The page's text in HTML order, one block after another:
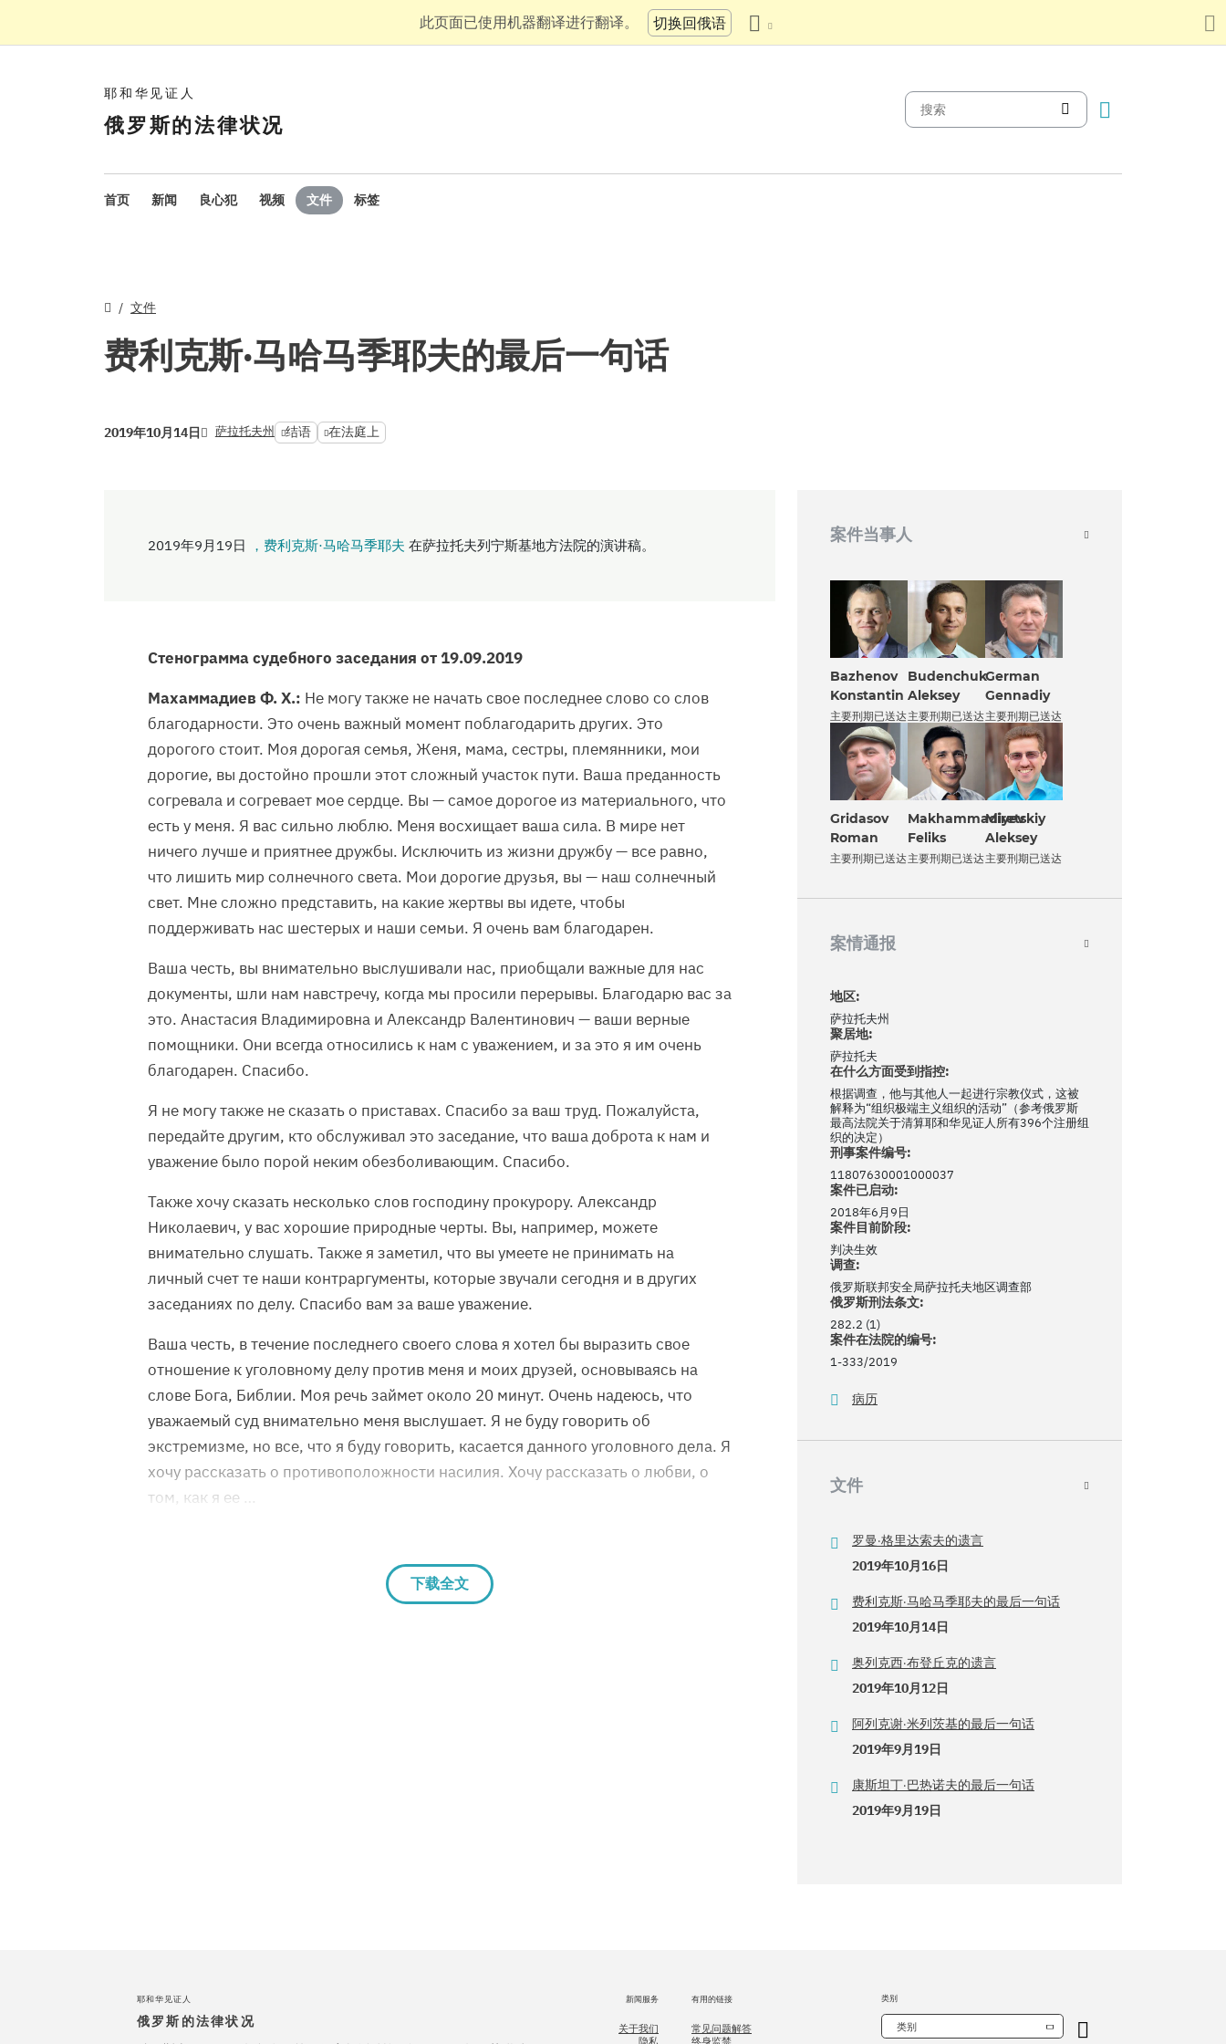
此页面已使用机器翻译进行翻译。 切换回俄语
耶和华见证人
俄罗斯的法律状况
首页 新闻 良心犯 视频 文件 标签
文件
费利克斯·马哈马季耶夫的最后一句话
2019年10月14日 萨拉托夫州 结语 在法庭上
2019年9月19日 ，费利克斯·马哈马季耶夫 在萨拉托夫列宁斯基地方法院的演讲稿。
Стенограмма судебного заседания от 19.09.2019
Махаммадиев Ф. Х.: Не могу также не начать свое последнее слово со слов
благодарности. Это очень важный момент поблагодарить других. Это
дорогого стоит. Моя дорогая семья, Женя, мама, сестры, племянники, мои
дорогие, вы достойно прошли этот сложный участок пути. Ваша преданность
согревала и согревает мое сердце. Вы — самое дорогое из материального, что
есть у меня. Я вас сильно люблю. Меня восхищает ваша сила. В мире нет
ничего лучше и приятнее дружбы. Исключить из жизни дружбу — все равно,
что лишить мир солнечного света. Мои дорогие друзья, вы — наш солнечный
свет. Мне сложно представить, на какие жертвы вы идете, чтобы
поддерживать нас шестерых и наши семьи. Я очень вам благодарен.
Ваша честь, вы внимательно выслушивали нас, приобщали важные для нас
документы, шли нам навстречу, когда мы просили перерывы. Благодарю вас за
это. Анастасия Владимировна и Александр Валентинович — ваши верные
помощники. Они всегда относились к нам с уважением, и за это я им очень
благодарен. Спасибо.
Я не могу также не сказать о приставах. Спасибо за ваш труд. Пожалуйста,
передайте другим, кто обслуживал это заседание, что ваша доброта к нам и
уважение было порой неким обезболивающим. Спасибо.
Также хочу сказать несколько слов господину прокурору. Александр
Николаевич, у вас хорошие природные черты. Вы, например, можете
внимательно слушать. Также я заметил, что вы умеете не принимать на
личный счет те наши контраргументы, которые звучали сегодня и в других
заседаниях по делу. Спасибо вам за ваше уважение.
Ваша честь, в течение последнего своего слова я хотел бы выразить свое
отношение к уголовному делу против меня и моих друзей, основываясь на
слове Бога, Библии. Моя речь займет около 20 минут. Очень надеюсь, что
уважаемый суд внимательно меня выслушает. Я не буду говорить об
экстремизме, но все, что я буду говорить, касается данного уголовного дела. Я
хочу рассказать о противоположности насилия. Хочу рассказать о любви, о
том, как я ее …
下载全文
案件当事人
Bazhenov
Konstantin
主要刑期已送达
Budenchuk
Aleksey
主要刑期已送达
German
Gennadiy
主要刑期已送达
Gridasov
Roman
主要刑期已送达
Makhammadiyev
Feliks
主要刑期已送达
Miretskiy
Aleksey
主要刑期已送达
案情通报
地区:
萨拉托夫州
聚居地:
萨拉托夫
在什么方面受到指控:
根据调查，他与其他人一起进行宗教仪式，这被
解释为“组织极端主义组织的活动”（参考俄罗斯
最高法院关于清算耶和华见证人所有396个注册组
织的决定）
刑事案件编号:
11807630001000037
案件已启动:
2018年6月9日
案件目前阶段:
判决生效
调查:
俄罗斯联邦安全局萨拉托夫地区调查部
俄罗斯刑法条文:
282.2 (1)
案件在法院的编号:
1-333/2019
病历
文件
罗曼·格里达索夫的遗言
2019年10月16日
费利克斯·马哈马季耶夫的最后一句话
2019年10月14日
奥列克西·布登丘克的遗言
2019年10月12日
阿列克谢·米列茨基的最后一句话
2019年9月19日
康斯坦丁·巴热诺夫的最后一句话
2019年9月19日
耶和华见证人
俄罗斯的法律状况
新闻服务
关于我们
有用的链接
常见问题解答
类别
类别